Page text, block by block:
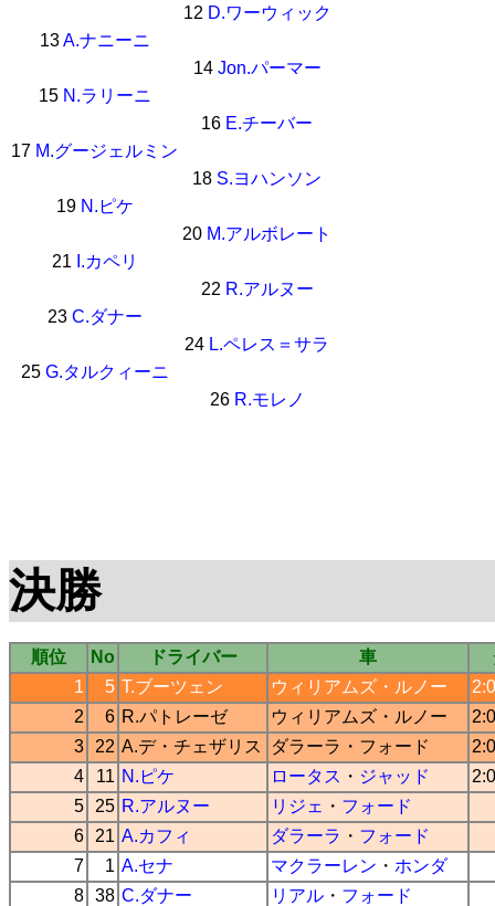
12 D.ワーウィック
13A.ナニーニ
14 Jon.パーマー
15 N.ラリーニ
16 E.チーバー
17 M.グージェルミン
18 S.ヨハンソン
19 N.ピケ
20 M.アルボレート
21 I.カペリ
22 R.アルヌー
23 C.ダナー
24 L.ペレス＝サラ
25 G.タルクィーニ
26 R.モレノ
決勝
順位 No ドライバー 車
1
5 T.ブーツェン ウィリアムズ ・ ルノー
2
6 R.パトレーゼ ウィリアムズ ・ ルノー
3
22 A.デ・チェザリス ダラーラ ・ フォード
4
11 N.ピケ ロータス ・ ジャッド
5
25 R.アルヌー リジェ ・ フォード
6
21 A.カフィ ダラーラ ・ フォード
7
1 A.セナ マクラーレン ・ ホンダ
8 38 C.ダナー リアル ・ フォード